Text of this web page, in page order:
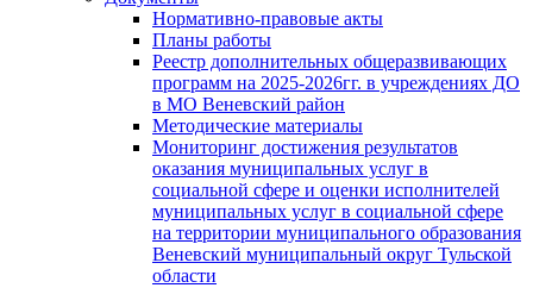
Нормативно-правовые акты
Планы работы
Реестр дополнительных общеразвивающих
программ на 2025-2026гг. в учреждениях ДО
в МО Веневский район
Методические материалы
Мониторинг достижения результатов
оказания муниципальных услуг в
социальной сфере и оценки исполнителей
муниципальных услуг в социальной сфере
на территории муниципального образования
Веневский муниципальный округ Тульской
области